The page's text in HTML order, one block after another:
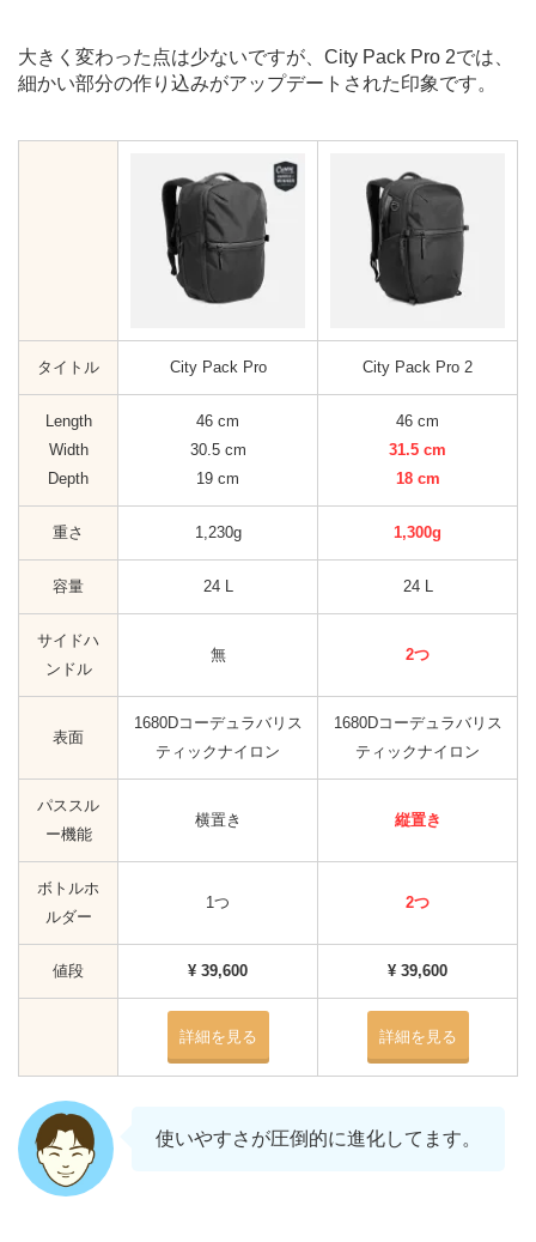
大きく変わった点は少ないですが、City Pack Pro 2では、
細かい部分の作り込みがアップデートされた印象です。
タイトル City Pack Pro City Pack Pro 2
Length
Width
Depth
46 cm
30.5 cm
19 cm
46 cm
31.5 cm
18 cm
重さ 1,230g 1,300g
容量 24 L 24 L
サイドハ
ンドル
無 2つ
表面
1680Dコーデュラバリス
ティックナイロン
1680Dコーデュラバリス
ティックナイロン
パススル
ー機能
横置き 縦置き
ボトルホ
ルダー
1つ 2つ
値段 ¥ 39,600 ¥ 39,600
詳細を見る 詳細を見る
使いやすさが圧倒的に進化してます。